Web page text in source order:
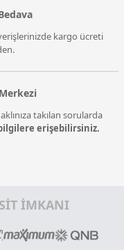
kargo ücreti
takılan sorularda
erişebilirsiniz.
İMKANI